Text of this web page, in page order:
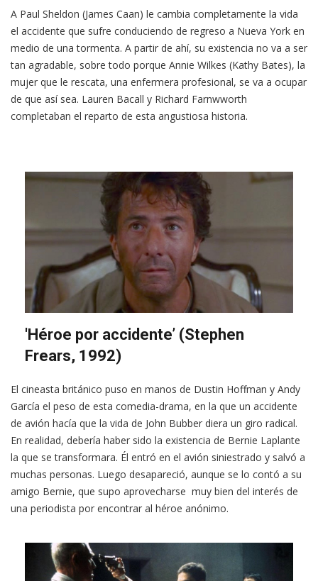
A Paul Sheldon (James Caan) le cambia completamente la vida
el accidente que sufre conduciendo de regreso a Nueva York en
medio de una tormenta. A partir de ahí, su existencia no va a ser
tan agradable, sobre todo porque Annie Wilkes (Kathy Bates), la
mujer que le rescata, una enfermera profesional, se va a ocupar
de que así sea. Lauren Bacall y Richard Farnwworth
completaban el reparto de esta angustiosa historia.
'Héroe por accidente’ (Stephen
Frears, 1992)
El cineasta británico puso en manos de Dustin Hoffman y Andy
García el peso de esta comedia-drama, en la que un accidente
de avión hacía que la vida de John Bubber diera un giro radical.
En realidad, debería haber sido la existencia de Bernie Laplante
la que se transformara. Él entró en el avión siniestrado y salvó a
muchas personas. Luego desapareció, aunque se lo contó a su
amigo Bernie, que supo aprovecharse muy bien del interés de
una periodista por encontrar al héroe anónimo.